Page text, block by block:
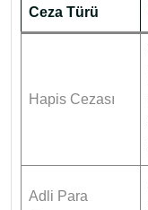
Ceza Türü
Hapis Cezası
Adli Para